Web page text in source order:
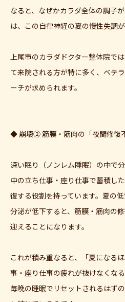
なると、なぜかカラダ全体の調子
は、この自律神経の夏の慢性失調が
上尾市のカラダドクター整体院で
て来院される方が特に多く、ベテ
ーチが求められます。
◆ 崩壊② 筋膜・筋肉の「夜間修復
深い眠り（ノンレム睡眠）の中で
中の立ち仕事・座り仕事で蓄積し
復する役割を持っています。夏の
分泌が低下すると、筋膜・筋肉の
迎えることになります。
これが積み重なると、「夏になる
事・座り仕事の疲れが抜けなくな
毎晩の睡眠でリセットされるはず